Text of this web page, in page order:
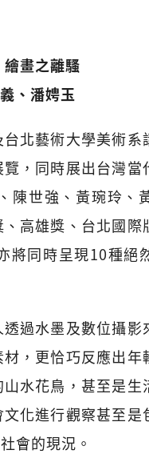
畫之離騷
、潘娉玉
北藝術大學美術
，同時展出台灣當
陳世強、黃琬玲、
高雄獎、台北國
將同時呈現10種絕
過水墨及數位攝影
，更恰巧反應出
水花鳥，甚至是生
化進行觀察甚至是
會的現況。